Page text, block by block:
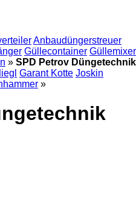
Anbaudüngerstreuer
Güllecontainer Güllemixer
» SPD Petrov Düngetechnik
Garant Kotte Joskin
»